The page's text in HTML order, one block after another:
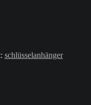
schlüsselanhänger